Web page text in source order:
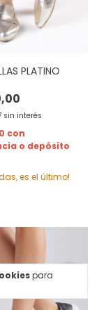
para
PLATINO
sin interés
con
o depósito
es el último!